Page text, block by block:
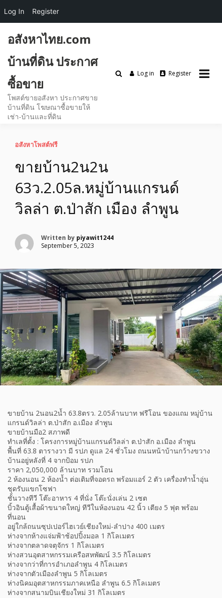
content
อสังหาไทย.com
บ้านที่ดิน ประกาศ
ซื้อขาย
โพสต์ขายอสังหา ประกาศขาย
บ้านที่ดิน โฆษณาซื้อขายให้
เช่า-บ้านและที่ดิน
Log in Register
อสังหาโพสต์ฟรี
ขายบ้าน2น2น
63ว.2.05ล.หมู่บ้านแกรนด์
วิลล่า ต.ป่าสัก เมือง ลำพูน
Written by piyawit1244
September 5, 2023
ขายบ้าน 2นอน2น้ำ 63.8ตรว. 2.05ล้านบาท ฟรีโอน ของแถม หมู่บ้าน
แกรนด์วิลล่า ต.ป่าสัก อ.เมือง ลำพูน
ขายบ้านมือ2 สภาพดี
ทำเลที่ตั้ง : โครงการหมู่บ้านแกรนด์วิลล่า ต.ป่าสัก อ.เมือง ลำพูน
พื้นที่ 63.8 ตารางวา มี รปภ ดูแล 24 ชั่วโมง ถนนหน้าบ้านกว้างขวาง
บ้านอยู่หลังที่ 4 จากป้อม รปภ
ราคา 2,050,000 ล้านบาท รวมโอน
2 ห้องนอน 2 ห้องน้ำ ต่อเติมที่จอดรถ พร้อมแอร์ 2 ตัว เครื่องทำน้ำอุ่น
ชุดรับแขกโซฟา
ชั้นวางทีวี โต๊ะอาหาร 4 ที่นั่ง โต๊ะนั่งเล่น 2 เซต
บิ้วอินตู้เสื้อผ้าขนาดใหญ่ ทีวีในห้องนอน 42 นิ้ว เตียง 5 ฟุต พร้อม
ที่นอน
อยู่ใกล้ถนนซุปเปอร์ไฮเวย์เชียงใหม่-ลำปาง 400 เมตร
ห่างจากห้างแจ่มฟ้าช้อปปิ้งมอล 1 กิโลเมตร
ห่างจากตลาดจตุจักร 1 กิโลเมตร
ห่างสวนอุตสาหกรรมเครือสหพัฒน์ 3.5 กิโลเมตร
ห่างจากว่าที่การอำเภอลำพูน 4 กิโลเมตร
ห่างจากตัวเมืองลำพูน 5 กิโลเมตร
ห่างนิคมอุตสาหกรรมภาคเหนือ ลำพูน 6.5 กิโลเมตร
ห่างจากสนามบินเชียงใหม่ 31 กิโลเมตร
Log In Register